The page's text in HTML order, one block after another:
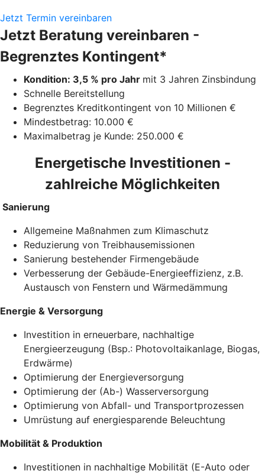
Jetzt Termin vereinbaren
Jetzt Beratung vereinbaren -
Begrenztes Kontingent*
Kondition: 3,5 % pro Jahr mit 3 Jahren Zinsbindung
Schnelle Bereitstellung
Begrenztes Kreditkontingent von 10 Millionen €
Mindestbetrag: 10.000 €
Maximalbetrag je Kunde: 250.000 €
Energetische Investitionen -
zahlreiche Möglichkeiten
Sanierung
Allgemeine Maßnahmen zum Klimaschutz
Reduzierung von Treibhausemissionen
Sanierung bestehender Firmengebäude
Verbesserung der Gebäude-Energieeffizienz, z.B.
Austausch von Fenstern und Wärmedämmung
Energie & Versorgung
Investition in erneuerbare, nachhaltige
Energieerzeugung (Bsp.: Photovoltaikanlage, Biogas,
Erdwärme)
Optimierung der Energieversorgung
Optimierung der (Ab-) Wasserversorgung
Optimierung von Abfall- und Transportprozessen
Umrüstung auf energiesparende Beleuchtung
Mobilität & Produktion
Investitionen in nachhaltige Mobilität (E-Auto oder